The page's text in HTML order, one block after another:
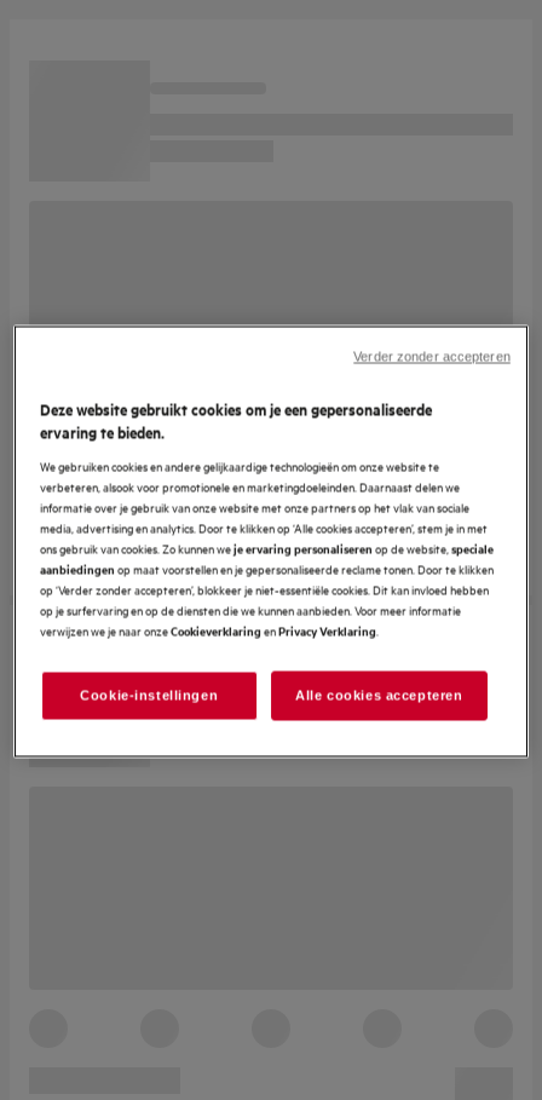
Deze website gebruikt cookies om je een gepersonaliseerde
ervaring te bieden.
We gebruiken cookies en andere gelijkaardige technologieën om onze website te
verbeteren, alsook voor promotionele en marketingdoeleinden. Daarnaast delen we
informatie over je gebruik van onze website met onze partners op het vlak van sociale
media, advertising en analytics. Door te klikken op ‘Alle cookies accepteren’, stem je in met
ons gebruik van cookies. Zo kunnen weje ervaring personaliseren op de website,speciale
aanbiedingen op maat voorstellen en je gepersonaliseerde reclame tonen. Door te klikken
op ‘Verder zonder accepteren’, blokkeer je niet-essentiële cookies. Dit kan invloed hebben
op je surfervaring en op de diensten die we kunnen aanbieden. Voor meer informatie
verwijzen we je naar onzeCookieverklaringenPrivacy Verklaring.
Cookie-instellingen Alle cookies accepteren
Verder zonder accepteren